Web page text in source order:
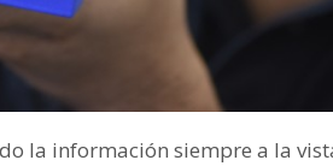
la información siempre a la